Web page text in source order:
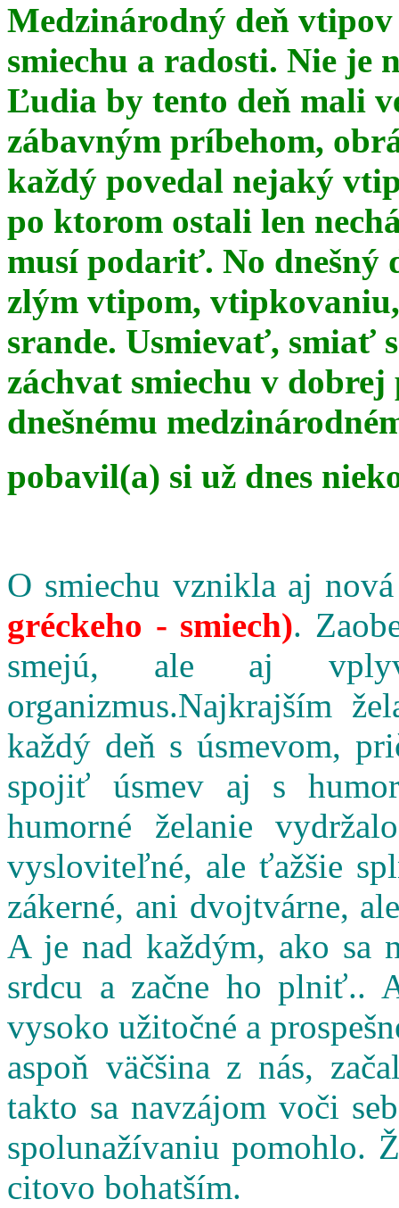
Medzinárodný deň
smiechu a radosti. Nie je
Ľudia by tento deň mali
zábavným príbehom,
každý povedal nejaký
po ktorom ostali len
musí podariť. No dnešný
zlým vtipom,
srande. Usmievať, smiať
záchvat smiechu v
dnešnému
pobavil(a) si už dnes
O smiechu vznikla aj
gréckeho - smiech).
smejú, ale aj
organizmus.Najkrajším
každý deň s úsmevom,
spojiť úsmev aj s
humorné želanie
vysloviteľné, ale ťažšie
zákerné, ani dvojtvárne,
A je nad každým, ako sa
srdcu a začne ho plniť..
vysoko užitočné a
aspoň väčšina z nás,
takto sa navzájom voči
spolunažívaniu pomohlo.
citovo bohatším.